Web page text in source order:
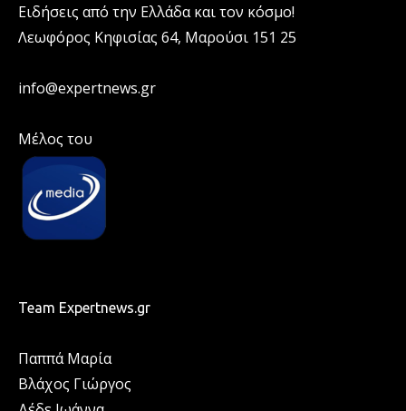
Ειδήσεις από την Ελλάδα και τον κόσμο!
Λεωφόρος Κηφισίας 64, Μαρούσι 151 25
info@expertnews.gr
Μέλος του
Team Expertnews.gr
Παππά Μαρία
Βλάχος Γιώργος